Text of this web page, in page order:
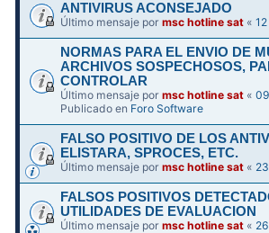
ANTIVIRUS ACONSEJADO
Último mensaje pormsc hotline sat «
NORMAS PARA EL ENVIO DE
ARCHIVOS SOSPECHOSOS,
CONTROLAR
Último mensaje pormsc hotline sat «
Publicado en Foro Software
FALSO POSITIVO DE LOS
ELISTARA, SPROCES, ETC.
Último mensaje pormsc hotline sat «
FALSOS POSITIVOS
UTILIDADES DE EVALUACION
Último mensaje pormsc hotline sat «